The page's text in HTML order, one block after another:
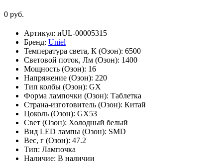
0 руб.
Артикул: иUL-00005315
Бренд: Uniel
Температура света, К (Озон): 6500
Световой поток, Лм (Озон): 1400
Мощность (Озон): 16
Напряжение (Озон): 220
Тип колбы (Озон): GX
Форма лампочки (Озон): Таблетка
Страна-изготовитель (Озон): Китай
Цоколь (Озон): GX53
Свет (Озон): Холодный белый
Вид LED лампы (Озон): SMD
Вес, г (Озон): 47.2
Тип: Лампочка
Наличие: В наличии